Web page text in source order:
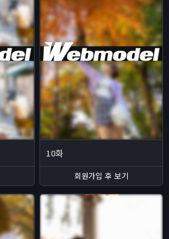
10화
회원가입 후 보기